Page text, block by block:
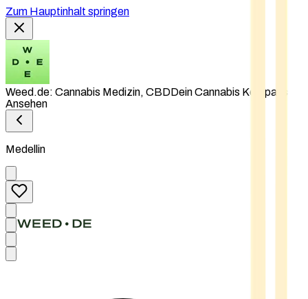
Zum Hauptinhalt springen
Weed.de: Cannabis Medizin, CBDDein Cannabis Kompass
Ansehen
Medellin